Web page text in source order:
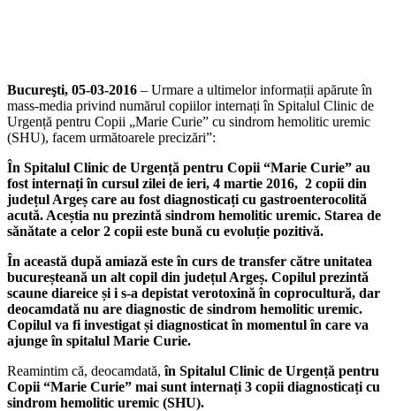
Bucureşti, 05-03-2016 – Urmare a ultimelor informații apărute în
mass-media privind numărul copiilor internați în Spitalul Clinic de
Urgență pentru Copii „Marie Curie” cu sindrom hemolitic uremic
(SHU), facem următoarele precizări”:
În Spitalul Clinic de Urgență pentru Copii “Marie Curie” au
fost internați în cursul zilei de ieri, 4 martie 2016, 2 copii din
județul Argeș care au fost diagnosticați cu gastroenterocolită
acută. Aceștia nu prezintă sindrom hemolitic uremic. Starea de
sănătate a celor 2 copii este bună cu evoluție pozitivă.
În această după amiază este în curs de transfer către unitatea
bucureșteană un alt copil din județul Argeș. Copilul prezintă
scaune diareice și i s-a depistat verotoxină în coprocultură, dar
deocamdată nu are diagnostic de sindrom hemolitic uremic.
Copilul va fi investigat și diagnosticat în momentul în care va
ajunge în spitalul Marie Curie.
Reamintim că, deocamdată, în Spitalul Clinic de Urgență pentru
Copii “Marie Curie” mai sunt internați 3 copii diagnosticați cu
sindrom hemolitic uremic (SHU).